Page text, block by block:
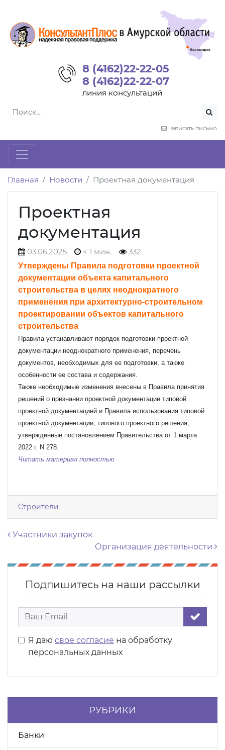
8 (4162)22-22-05
8 (4162)22-22-07
линия консультаций
написать письмо
Главная Новости Проектная документация
Проектная
документация
03.06.2025 < 1 мин. 332
Утверждены Правила подготовки проектной
документации объекта капитального
строительства в целях неоднократного
применения при архитектурно-строительном
проектировании объектов капитального
строительства
Правила устанавливают порядок подготовки проектной
документации неоднократного применения, перечень
документов, необходимых для ее подготовки, а также
особенности ее состава и содержания.
Также необходимые изменения внесены в Правила принятия
решений о признании проектной документации типовой
проектной документацией и Правила использования типовой
проектной документации, типового проектного решения,
утвержденные постановлением Правительства от 1 марта
2022 г. N 278.
Читать материал полностью
Строители
Навигация по записям
Участники закупок
Организация деятельности
Подпишитесь на наши рассылки
Я даю свое согласие на обработку
персональных данных
РУБРИКИ
Банки